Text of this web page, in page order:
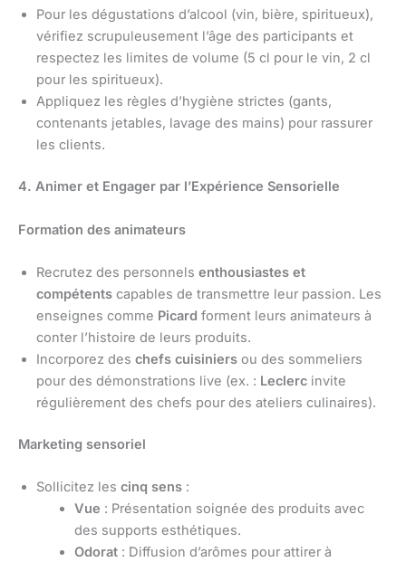
Pour les dégustations d’alcool (vin, bière, spiritueux),
vérifiez scrupuleusement l’âge des participants et
respectez les limites de volume (5 cl pour le vin, 2 cl
pour les spiritueux).
Appliquez les règles d’hygiène strictes (gants,
contenants jetables, lavage des mains) pour rassurer
les clients.
4. Animer et Engager par l’Expérience Sensorielle
Formation des animateurs
Recrutez des personnels enthousiastes et
compétents capables de transmettre leur passion. Les
enseignes comme Picard forment leurs animateurs à
conter l’histoire de leurs produits.
Incorporez des chefs cuisiniers ou des sommeliers
pour des démonstrations live (ex. : Leclerc invite
régulièrement des chefs pour des ateliers culinaires).
Marketing sensoriel
Sollicitez les cinq sens :
Vue : Présentation soignée des produits avec
des supports esthétiques.
Odorat: Diffusion d’arômes pour attirer à